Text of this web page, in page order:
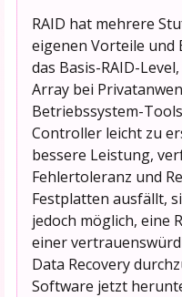
RAID hat mehrere
eigenen Vorteile und
das Basis-RAID-
Array bei
Betriebssystem-
Controller leicht zu
bessere Leistung,
Fehlertoleranz und
Festplatten ausfällt,
jedoch möglich, eine
einer
Data Recovery
Software jetzt